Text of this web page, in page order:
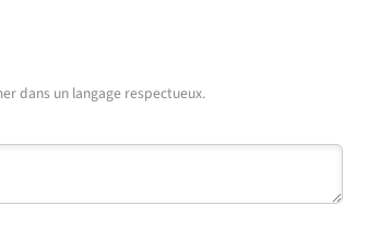
dans un langage respectueux.